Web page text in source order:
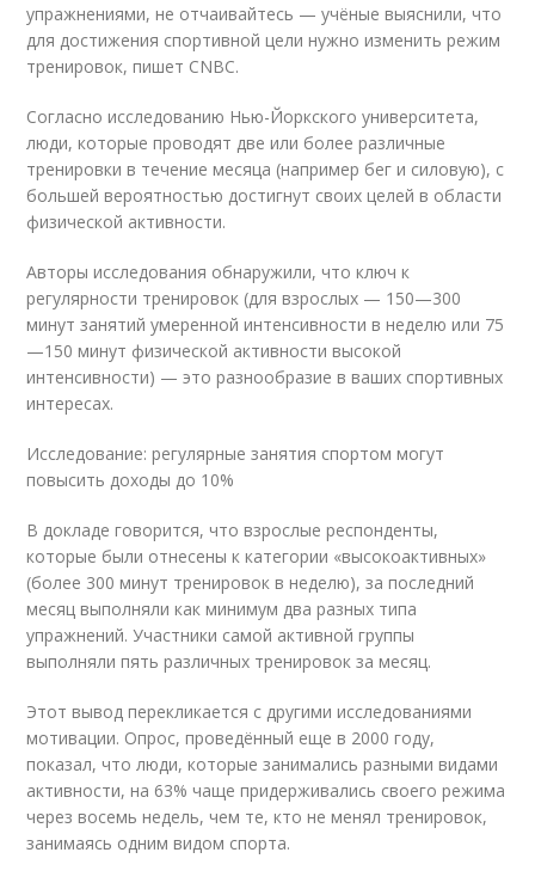
упражнениями, не отчаивайтесь — учёные выяснили, что
для достижения спортивной цели нужно изменить режим
тренировок, пишет CNBC.
Согласно исследованию Нью-Йоркского университета,
люди, которые проводят две или более различные
тренировки в течение месяца (например бег и силовую), с
большей вероятностью достигнут своих целей в области
физической активности.
Авторы исследования обнаружили, что ключ к
регулярности тренировок (для взрослых — 150—300
минут занятий умеренной интенсивности в неделю или 75
—150 минут физической активности высокой
интенсивности) — это разнообразие в ваших спортивных
интересах.
Исследование: регулярные занятия спортом могут
повысить доходы до 10%
В докладе говорится, что взрослые респонденты,
которые были отнесены к категории «высокоактивных»
(более 300 минут тренировок в неделю), за последний
месяц выполняли как минимум два разных типа
упражнений. Участники самой активной группы
выполняли пять различных тренировок за месяц.
Этот вывод перекликается с другими исследованиями
мотивации. Опрос, проведённый еще в 2000 году,
показал, что люди, которые занимались разными видами
активности, на 63% чаще придерживались своего режима
через восемь недель, чем те, кто не менял тренировок,
занимаясь одним видом спорта.